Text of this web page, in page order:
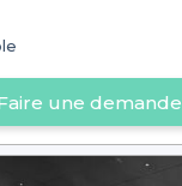
une demande